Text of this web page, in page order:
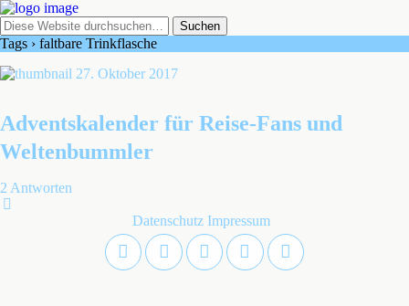
Tags › faltbare Trinkflasche
27. Oktober 2017
Adventskalender für Reise-Fans und
Weltenbummler
2 Antworten
Datenschutz Impressum